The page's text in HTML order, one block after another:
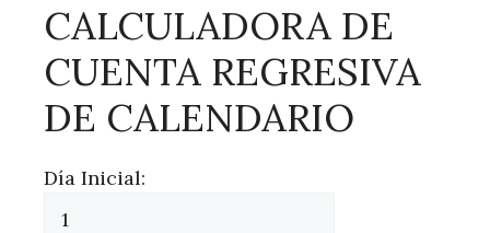
CALCULADORA DE
CUENTA REGRESIVA
DE CALENDARIO
Día Inicial: